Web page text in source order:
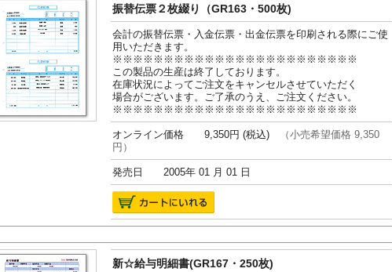
振替伝票２枚綴り（GR163・500枚)
会計の振替伝票・入金伝票・出金伝票を印刷される際にご使
用いただきます。
※※※※※※※※※※※※※※※※※※※※※※※※
この製品の生産は終了しております。
在庫状況によってご注文をキャンセルさせていただく
場合がございます。ご了承のうえ、ご注文ください。
※※※※※※※※※※※※※※※※※※※※※※※※
オンライン価格 9,350円 (税込)
（小売希望価格 9,350
円）
発売日 2005年 01 月 01 日
新☆給与明細書(GR167・250枚)